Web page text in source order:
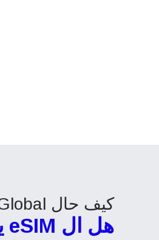
كيف حال Voye Global
هل ال eSIM يعمل؟